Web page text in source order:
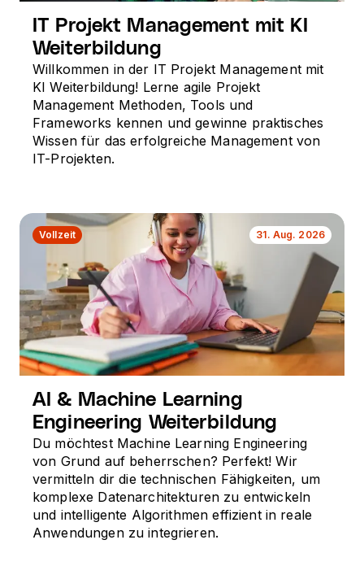
IT Projekt Management mit KI
Weiterbildung
Willkommen in der IT Projekt Management mit
KI Weiterbildung! Lerne agile Projekt
Management Methoden, Tools und
Frameworks kennen und gewinne praktisches
Wissen für das erfolgreiche Management von
IT-Projekten.
31. Aug. 2026
Vollzeit
AI & Machine Learning
Engineering Weiterbildung
Du möchtest Machine Learning Engineering
von Grund auf beherrschen? Perfekt! Wir
vermitteln dir die technischen Fähigkeiten, um
komplexe Datenarchitekturen zu entwickeln
und intelligente Algorithmen effizient in reale
Anwendungen zu integrieren.